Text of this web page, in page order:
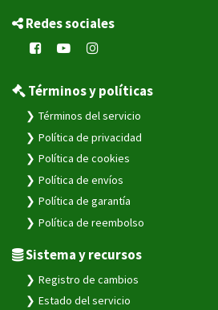
Redes sociales
Términos y políticas
Términos del servicio
Política de privacidad
Política de cookies
Política de envíos
Política de garantía
Política de reembolso
Sistema y recursos
Registro de cambios
Estado del servicio